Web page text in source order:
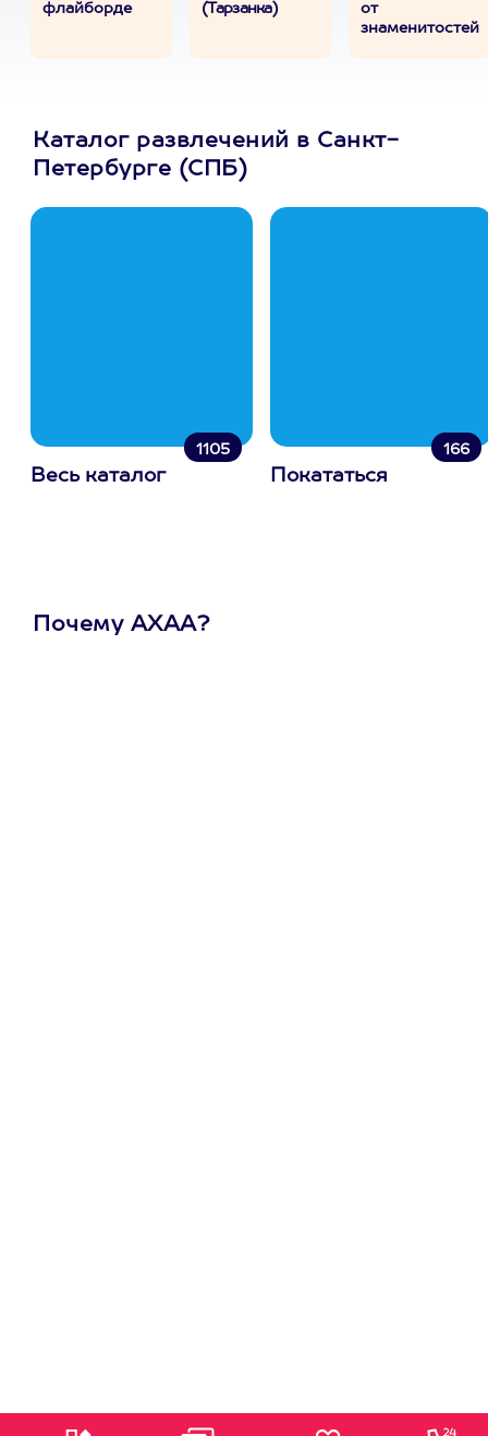
флайборде
(Тарзанка)
от
знаменитостей
Каталог развлечений в Санкт-
Петербурге (СПБ)
1105
Весь каталог
166
Покататься
Почему АХАА?